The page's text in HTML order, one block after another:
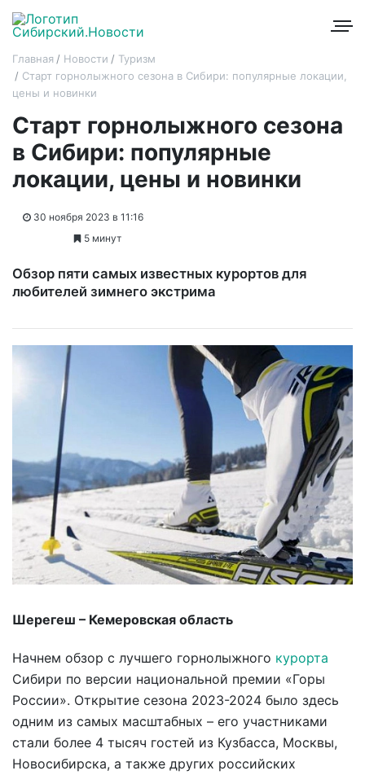
Главная Новости
Туризм
Старт горнолыжного сезона в Сибири: популярные локации,
цены и новинки
Старт горнолыжного сезона
в Сибири: популярные
локации, цены и новинки
30 ноября 2023 в 11:16
5 минут
Обзор пяти самых известных курортов для
любителей зимнего экстрима
Шерегеш – Кемеровская область
Начнем обзор с лучшего горнолыжного курорта
Сибири по версии национальной премии «Горы
России». Открытие сезона 2023-2024 было здесь
одним из самых масштабных – его участниками
стали более 4 тысяч гостей из Кузбасса, Москвы,
Новосибирска, а также других российских